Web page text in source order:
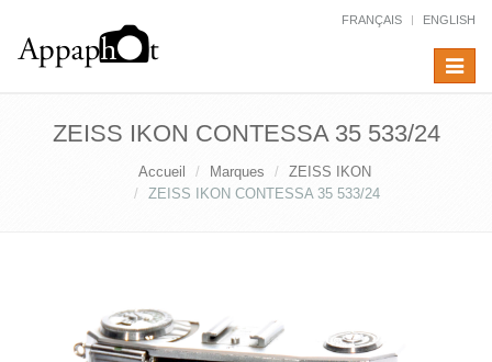
FRANÇAIS ENGLISH
Toggle
ZEISS IKON CONTESSA 35 533/24
Accueil Marques
ZEISS IKON
ZEISS IKON CONTESSA 35 533/24